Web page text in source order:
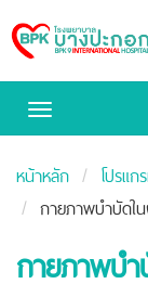
Bangpakok
Hospital
Toggle
หน้าหลัก
โปรแ
กายภาพบำบัดใ
กายภาพบำ